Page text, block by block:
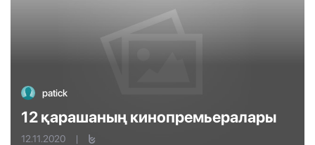
patick
12 қарашаның кинопремьералары
12.11.2020 |